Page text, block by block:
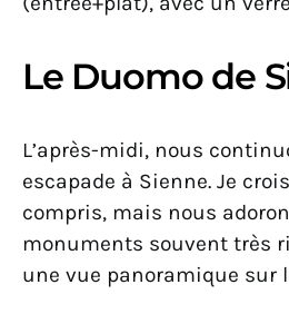
Le Duomo de
L’après-midi, nous
escapade à Sienne. Je
compris, mais nous
monuments souvent très
une vue panoramique sur